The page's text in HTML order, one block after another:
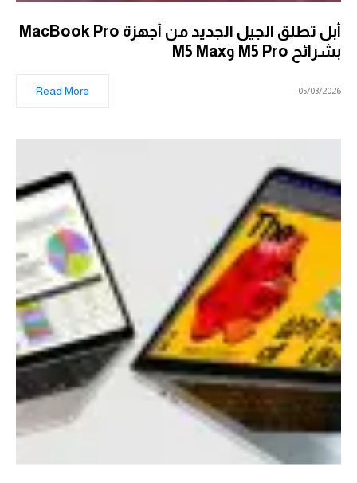
أبل تطلق الجيل الجديد من أجهزة MacBook Pro
بشرائح M5 Pro وM5 Max
05/03/2026
Read More